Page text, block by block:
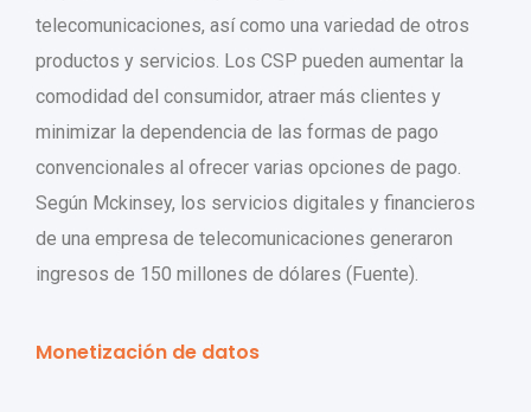
telecomunicaciones, así como una variedad de otros
productos y servicios. Los CSP pueden aumentar la
comodidad del consumidor, atraer más clientes y
minimizar la dependencia de las formas de pago
convencionales al ofrecer varias opciones de pago.
Según Mckinsey, los servicios digitales y financieros
de una empresa de telecomunicaciones generaron
ingresos de 150 millones de dólares (Fuente).
Monetización de datos